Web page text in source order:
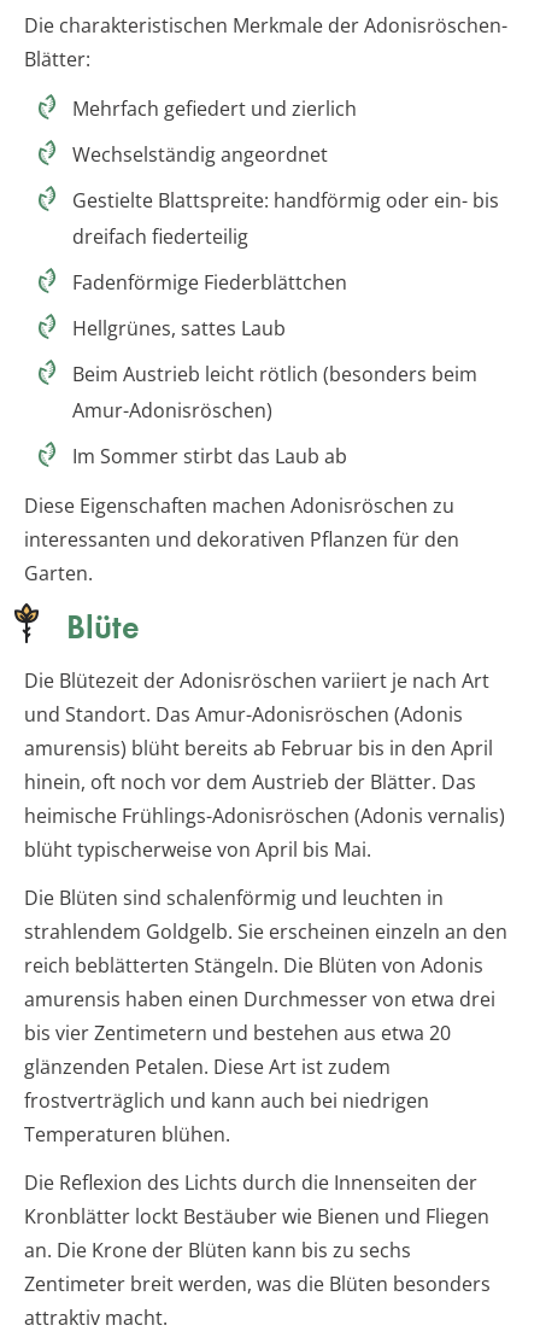
Die charakteristischen Merkmale der Adonisröschen-
Blätter:
Mehrfach gefiedert und zierlich
Wechselständig angeordnet
Gestielte Blattspreite: handförmig oder ein- bis
dreifach fiederteilig
Fadenförmige Fiederblättchen
Hellgrünes, sattes Laub
Beim Austrieb leicht rötlich (besonders beim
Amur-Adonisröschen)
Im Sommer stirbt das Laub ab
Diese Eigenschaften machen Adonisröschen zu
interessanten und dekorativen Pflanzen für den
Garten.
Blüte
Die Blütezeit der Adonisröschen variiert je nach Art
und Standort. Das Amur-Adonisröschen (Adonis
amurensis) blüht bereits ab Februar bis in den April
hinein, oft noch vor dem Austrieb der Blätter. Das
heimische Frühlings-Adonisröschen (Adonis vernalis)
blüht typischerweise von April bis Mai.
Die Blüten sind schalenförmig und leuchten in
strahlendem Goldgelb. Sie erscheinen einzeln an den
reich beblätterten Stängeln. Die Blüten von Adonis
amurensis haben einen Durchmesser von etwa drei
bis vier Zentimetern und bestehen aus etwa 20
glänzenden Petalen. Diese Art ist zudem
frostverträglich und kann auch bei niedrigen
Temperaturen blühen.
Die Reflexion des Lichts durch die Innenseiten der
Kronblätter lockt Bestäuber wie Bienen und Fliegen
an. Die Krone der Blüten kann bis zu sechs
Zentimeter breit werden, was die Blüten besonders
attraktiv macht.